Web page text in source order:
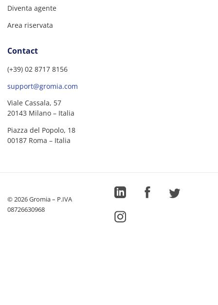
Diventa agente
Area riservata
Contact
(+39) 02 8717 8156
support@gromia.com
Viale Cassala, 57
20143 Milano – Italia
Piazza del Popolo, 18
00187 Roma – Italia
©2026Gromia – P.IVA
08726630968